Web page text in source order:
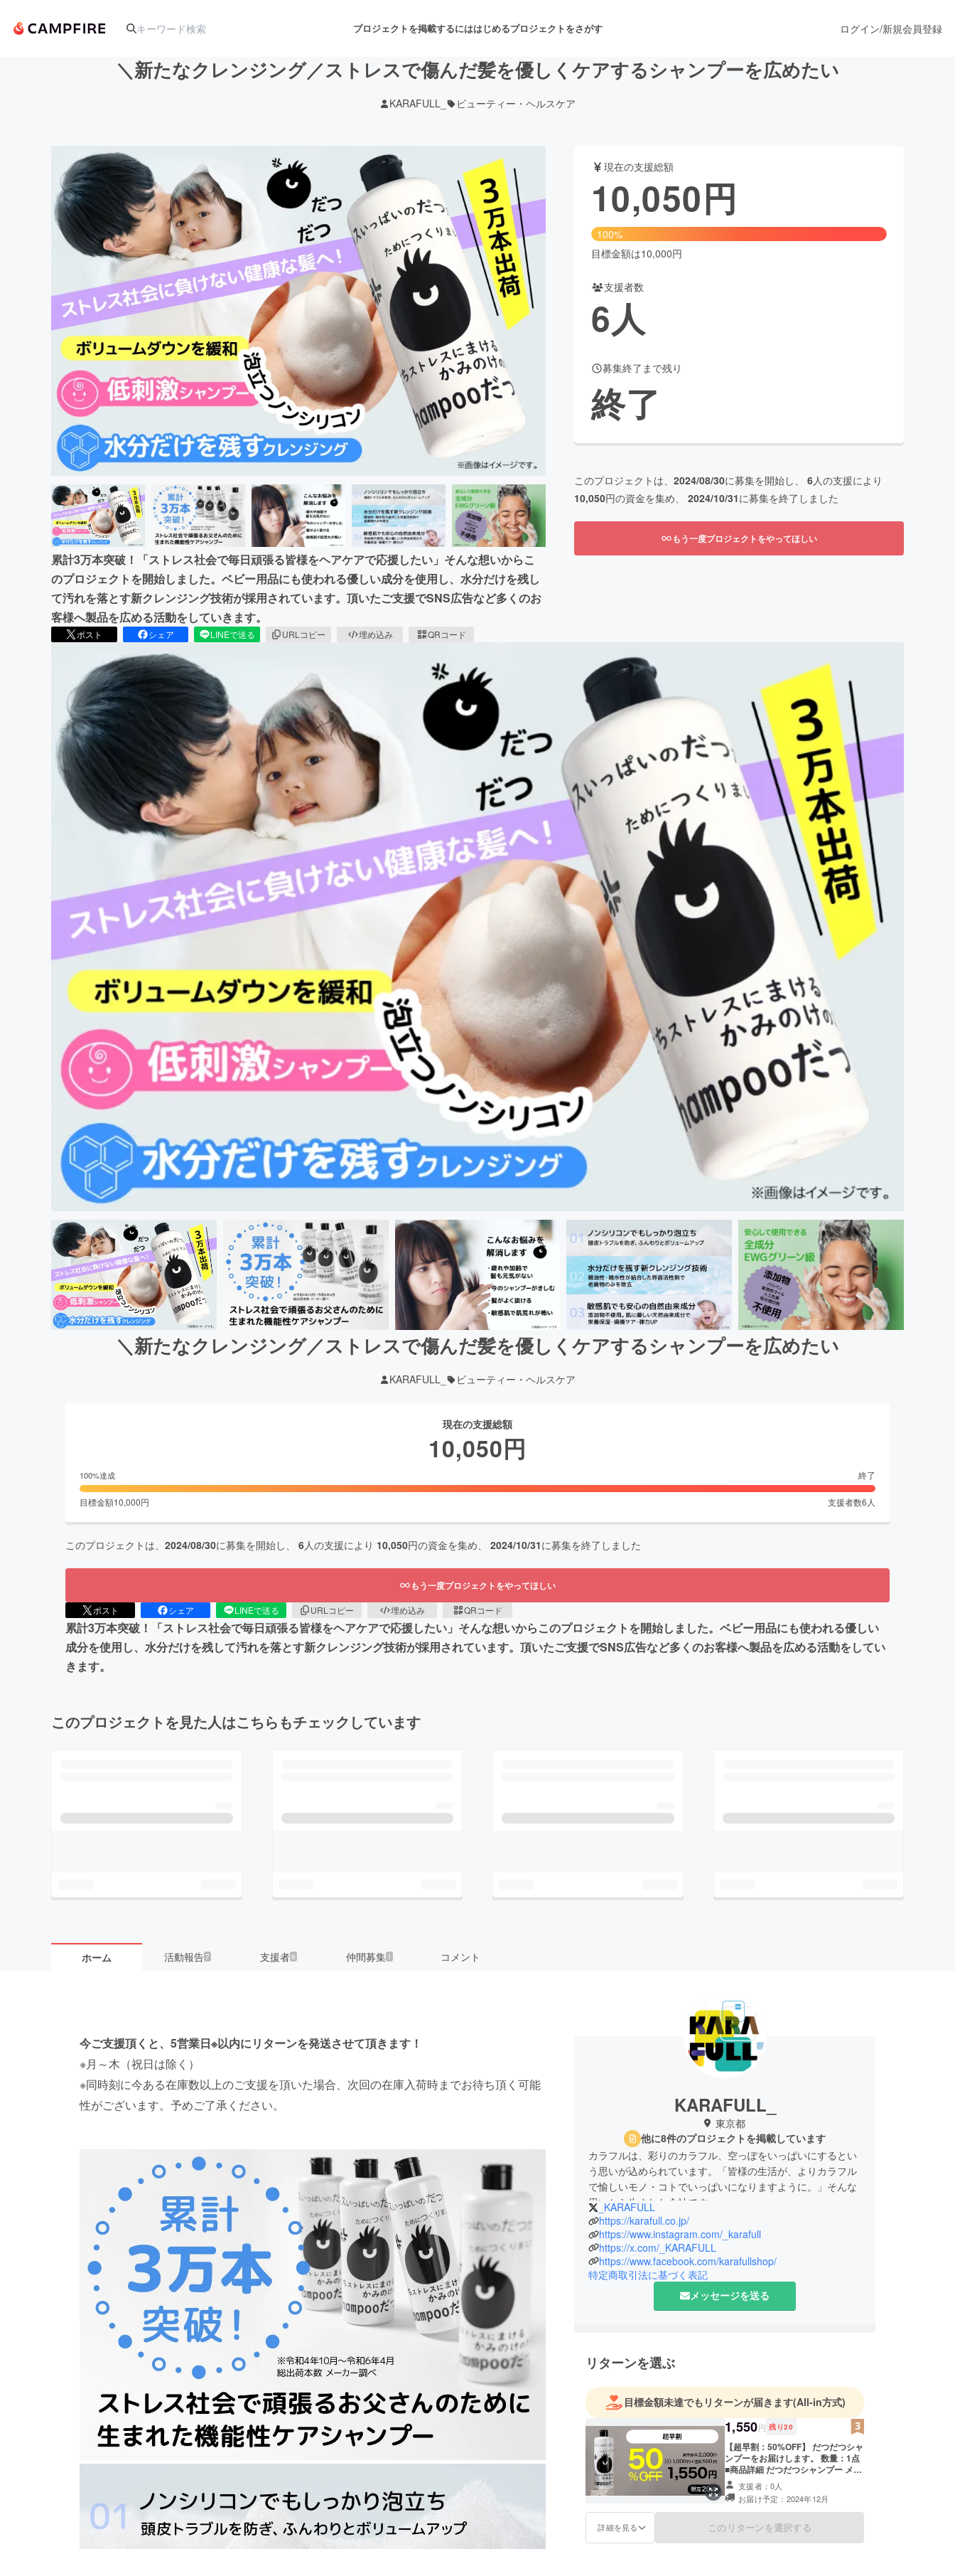
プロジェクトを掲載するにははじめるプロジェクトをさがす
アート・写真 舞台・パフォーマンス
テクノロジー・ガジェット ゲーム・サービス開発 ファッション
映像・映画 書籍・雑誌出版 アニメ・漫画
ビジネス・起業 チャレンジ ビューティー・ヘルスケア
まちづくり・地域活性化
CAMPFIRE for Social Good CAMPFIRE Creation
CAMPFIREふるさと納税 machi-ya
ログイン/新規会員登録
＼新たなクレンジング／ストレスで傷んだ髪を優しくケアするシャンプーを広めたい
KARAFULL_ ビューティー・ヘルスケア
累計3万本突破！「ストレス社会で毎日頑張る皆様をヘアケアで応援したい」そんな想いからこ
のプロジェクトを開始しました。ベビー用品にも使われる優しい成分を使用し、水分だけを残し
て汚れを落とす新クレンジング技術が採用されています。頂いたご支援でSNS広告など多くのお
客様へ製品を広める活動をしていきます。
ポスト シェア LINEで送る URLコピー 埋め込み QRコード
現在の支援総額
10,050円
100%
目標金額は10,000円
支援者数
6人
募集終了まで残り
終了
このプロジェクトは、 2024/08/30に募集を開始し、 6人の支援により
10,050円の資金を集め、 2024/10/31に募集を終了しました
もう一度プロジェクトをやってほしい
＼新たなクレンジング／ストレスで傷んだ髪を優しくケアするシャンプーを広めたい
KARAFULL_ ビューティー・ヘルスケア
現在の支援総額
10,050円
100%達成 終了
目標金額10,000円 支援者数6 人
このプロジェクトは、 2024/08/30に募集を開始し、 6人の支援により 10,050円の資金を集め、 2024/10/31に募集を終了しました
もう一度プロジェクトをやってほしい
ポスト シェア LINEで送る URLコピー 埋め込み QRコード
累計3万本突破！「ストレス社会で毎日頑張る皆様をヘアケアで応援したい」そんな想いからこのプロジェクトを開始しました。ベビー用品にも使われる優しい
成分を使用し、水分だけを残して汚れを落とす新クレンジング技術が採用されています。頂いたご支援でSNS広告など多くのお客様へ製品を広める活動をしてい
きます。
このプロジェクトを見た人はこちらもチェックしています
ホーム 活動報告7 支援者6 仲間募集 1 コメント
今ご支援頂くと、5営業日※以内にリターンを発送させて頂きます！
※月～木（祝日は除く）
※同時刻に今ある在庫数以上のご支援を頂いた場合、次回の在庫入荷時までお待ち頂く可能
性がございます。予めご了承ください。
KARAFULL_
東京都
他に8件のプロジェクトを掲載しています
カラフルは、彩りのカラフル、空っぽをいっぱいにするとい
う思いが込められています。「皆様の生活が、よりカラフル
で愉しいモノ・コトでいっぱいになりますように。」そんな
思いから生まれた会社です。
社員一丸となって様々なプロジェクトに積極的にチャレンジ
していく明るい会社で、日本中へ良い物をお届けできるよ
う、少人数ではありますが力を合わせて日々活動を行ってい
ます。
会社のコンセプトを大切に、これからもより良い製品やサー
_KARAFULL
https://karafull.co.jp/
https://www.instagram.com/_karafull
https://x.com/_KARAFULL
https://www.facebook.com/karafullshop/
特定商取引法に基づく表記
メッセージを送る
リターンを選ぶ
目標金額未達でもリターンが届きます(All-in方式)
1,550円 残り20
【超早割：50%OFF】 だつだつシャ
ンプーをお届けします。 数量：1点
■商品詳細 だつだつシャンプー メー
カー希望価格 2,000円（税込） 内容
量：500ml ※送料（550円）込みの
お値段です
支援者：0人
お届け予定：2024年12月
詳細を見る このリターンを選択する